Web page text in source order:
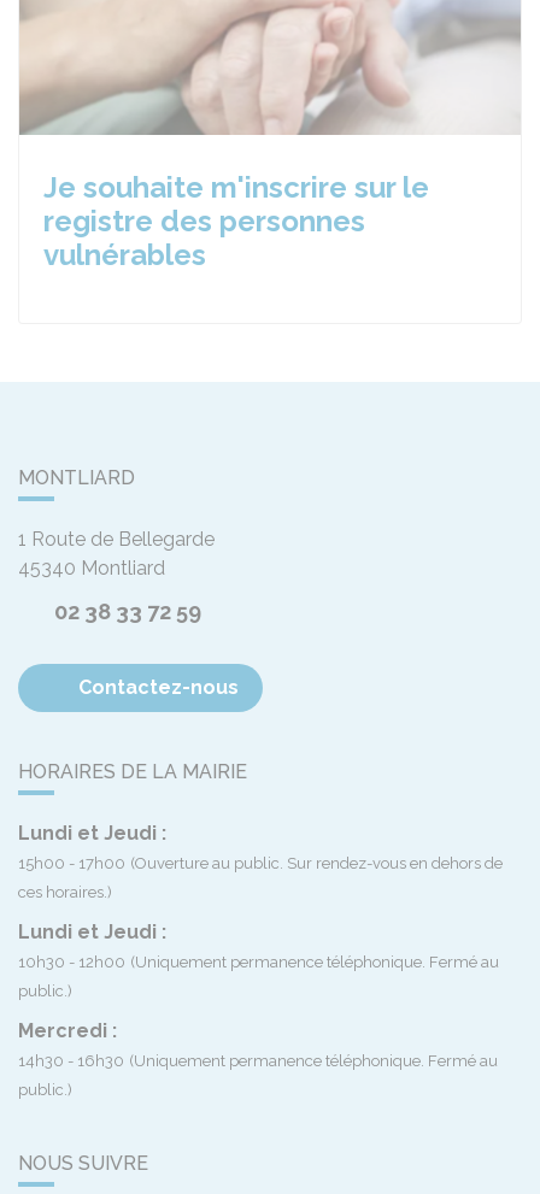
Je souhaite m'inscrire sur le
registre des personnes
vulnérables
MONTLIARD
1 Route de Bellegarde
45340 Montliard
02 38 33 72 59
Contactez-nous
HORAIRES DE LA MAIRIE
Lundi et Jeudi :
15h00 - 17h00 (Ouverture au public. Sur rendez-vous en dehors de
ces horaires.)
Lundi et Jeudi :
10h30 - 12h00 (Uniquement permanence téléphonique. Fermé au
public.)
Mercredi :
14h30 - 16h30 (Uniquement permanence téléphonique. Fermé au
public.)
NOUS SUIVRE